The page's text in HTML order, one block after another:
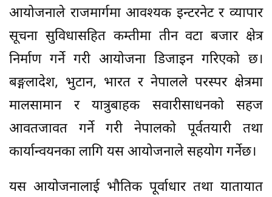
आयोजनाले राजमार्गमा आवश्यक इन्टरनेट र व्यापार
सूचना सुविधासहित कम्तीमा तीन वटा बजार क्षेत्र
निर्माण गर्ने गरी आयोजना डिजाइन गरिएको छ।
बङ्गलादेश, भुटान, भारत र नेपालले परस्पर क्षेत्रमा
मालसामान र यात्रुबाहक सवारीसाधनको सहज
आवतजावत गर्ने गरी नेपालको पूर्वतयारी तथा
कार्यान्वयनका लागि यस आयोजनाले सहयोग गर्नेछ।
यस आयोजनालाई भौतिक पूर्वाधार तथा यातायात